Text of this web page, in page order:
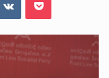
මේ, දන්නා හඳුනන ලියන්නකුගේ නන්නාඳුනන අඩවියක සැරිසරා ලද ආස්වාදනීය මොහොතක සිංහාවලෝකනයකි .කෙටි කවියක දිගු බර…